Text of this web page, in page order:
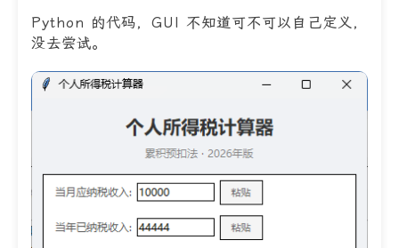
Python 的代码，GUI 不知道可不可以自己定义，
没去尝试。